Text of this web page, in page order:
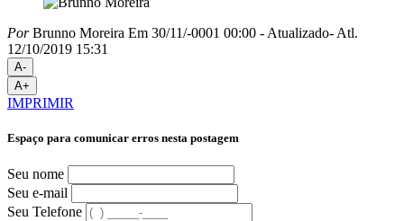
PorBrunno Moreira Em 30/11/-0001 00:00 - Atualizado- Atl.
12/10/2019 15:31
A-
A+
IMPRIMIR
Espaço para comunicar erros nesta postagem
Seu nome
Seu e-mail
Seu Telefone